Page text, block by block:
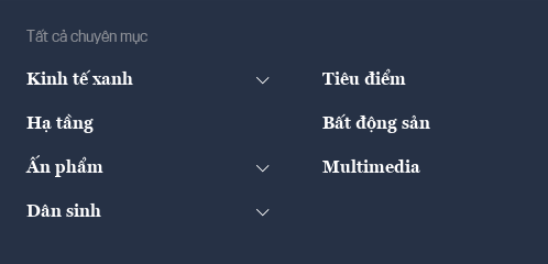
Tất cả chuyên mục
Kinh tế xanh Tiêu điểm
Hạ tầng Bất động sản
Ấn phẩm Multimedia
Dân sinh